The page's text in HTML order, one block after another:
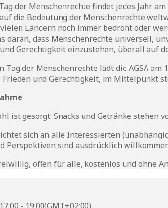
der Menschenrechte findet jedes Jahr
die Bedeutung der Menschenrechte
Ländern noch immer bedroht oder
daran, dass Menschenrechte universell,
Gerechtigkeit einzustehen, überall auf
der Menschenrechte lädt die AGSA
und Gerechtigkeit, im Mittelpunkt
ist gesorgt: Snacks und Getränke stehen
sich an alle Interessierten
Perspektiven sind ausdrücklich
offen für alle, kostenlos und ohne
- 19:00(GMT+02:00)